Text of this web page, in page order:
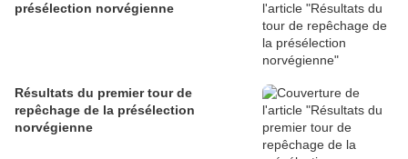
présélection norvégienne
Résultats du premier tour de
repêchage de la présélection
norvégienne